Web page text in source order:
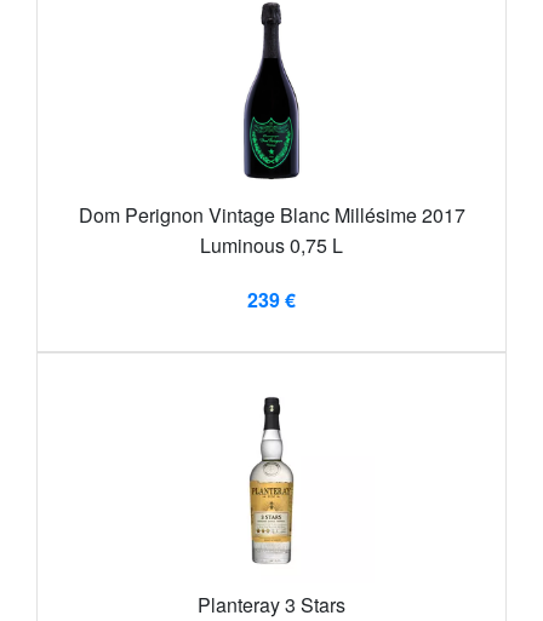
Dom Perignon Vintage Blanc Millésime 2017
Luminous 0,75 L
239 €
Planteray 3 Stars